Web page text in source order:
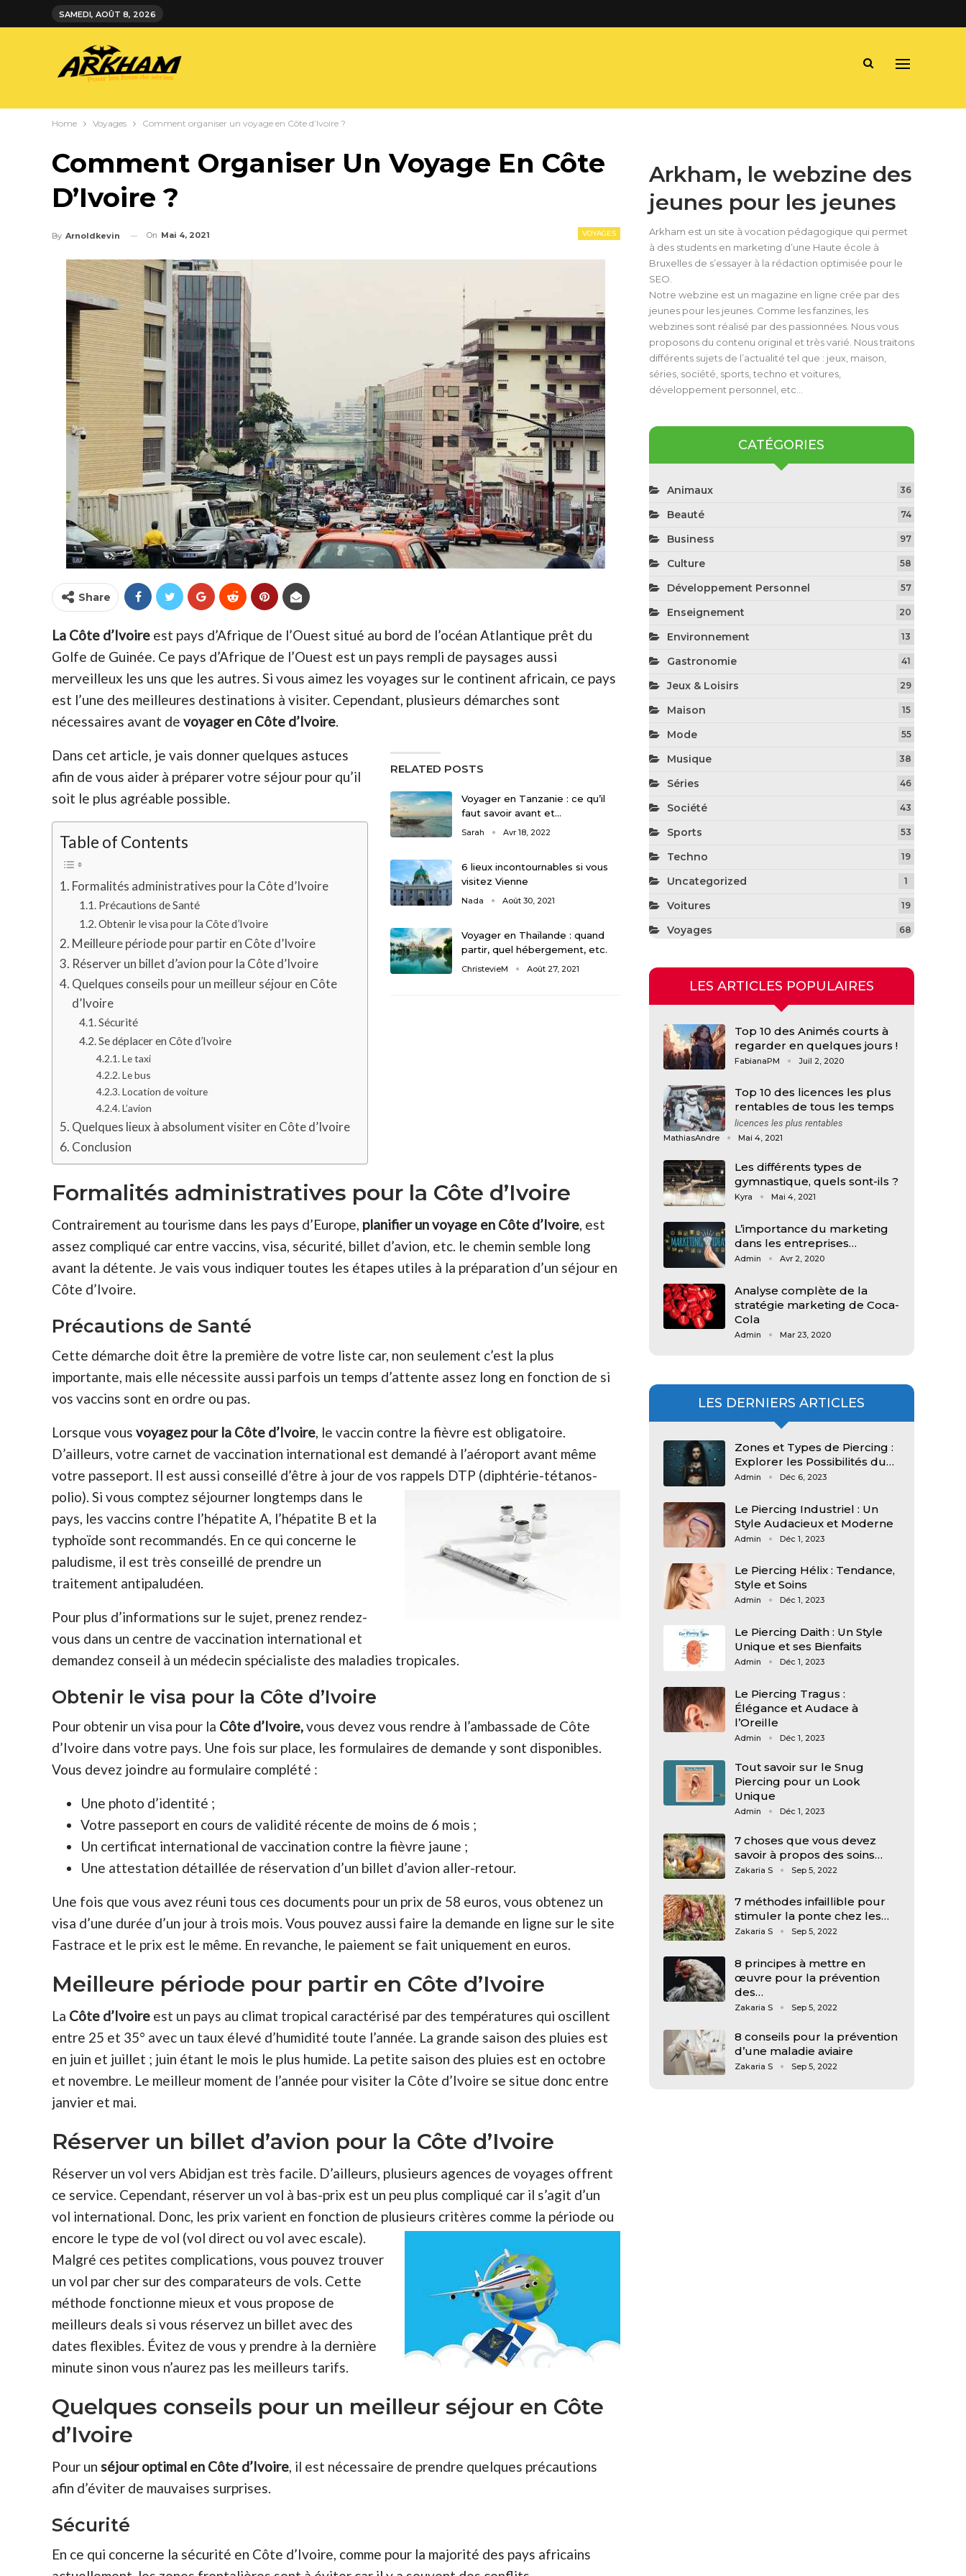
SAMEDI, AOÛT 8, 2026
Home Voyages Comment organiser un voyage en Côte d’Ivoire ?
Comment Organiser Un Voyage En Côte
D’Ivoire ?
VOYAGES
By Arnoldkevin On Mai 4, 2021
Share
La Côte d’Ivoire est pays d’Afrique de l’Ouest situé au bord de l’océan Atlantique prêt du
Golfe de Guinée. Ce pays d’Afrique de l’Ouest est un pays rempli de paysages aussi
merveilleux les uns que les autres. Si vous aimez les voyages sur le continent africain, ce pays
est l’une des meilleures destinations à visiter. Cependant, plusieurs démarches sont
nécessaires avant de voyager en Côte d’Ivoire.
RELATED POSTS
Voyager en Tanzanie : ce qu’il
faut savoir avant et…
Sarah Avr 18, 2022
6 lieux incontournables si vous
visitez Vienne
Nada Août 30, 2021
Voyager en Thaïlande : quand
partir, quel hébergement, etc.
ChristevieM Août 27, 2021
Dans cet article, je vais donner quelques astuces
afin de vous aider à préparer votre séjour pour qu’il
soit le plus agréable possible.
Table of Contents
Formalités administratives pour la Côte d’Ivoire
Précautions de Santé
Obtenir le visa pour la Côte d’Ivoire
Meilleure période pour partir en Côte d’Ivoire
Réserver un billet d’avion pour la Côte d’Ivoire
Quelques conseils pour un meilleur séjour en Côte
d’Ivoire
Sécurité
Se déplacer en Côte d’Ivoire
Le taxi
Le bus
Location de voiture
L’avion
Quelques lieux à absolument visiter en Côte d’Ivoire
Conclusion
Formalités administratives pour la Côte d’Ivoire
Contrairement au tourisme dans les pays d’Europe, planifier un voyage en Côte d’Ivoire, est
assez compliqué car entre vaccins, visa, sécurité, billet d’avion, etc. le chemin semble long
avant la détente. Je vais vous indiquer toutes les étapes utiles à la préparation d’un séjour en
Côte d’Ivoire.
Précautions de Santé
Cette démarche doit être la première de votre liste car, non seulement c’est la plus
importante, mais elle nécessite aussi parfois un temps d’attente assez long en fonction de si
vos vaccins sont en ordre ou pas.
Lorsque vous voyagez pour la Côte d’Ivoire, le vaccin contre la fièvre est obligatoire.
D’ailleurs, votre carnet de vaccination international est demandé à l’aéroport avant même
votre passeport. Il est aussi conseillé d’être à jour de vos rappels DTP (diphtérie-tétanos-
polio). Si vous comptez séjourner longtemps dans le
pays, les vaccins contre l’hépatite A, l’hépatite B et la
typhoïde sont recommandés. En ce qui concerne le
paludisme, il est très conseillé de prendre un
traitement antipaludéen.
Pour plus d’informations sur le sujet, prenez rendez-
vous dans un centre de vaccination international et
demandez conseil à un médecin spécialiste des maladies tropicales.
Obtenir le visa pour la Côte d’Ivoire
Pour obtenir un visa pour la Côte d’Ivoire,vous devez vous rendre à l’ambassade de Côte
d’Ivoire dans votre pays. Une fois sur place, les formulaires de demande y sont disponibles.
Vous devez joindre au formulaire complété :
Une photo d’identité ;
Votre passeport en cours de validité récente de moins de 6 mois ;
Un certificat international de vaccination contre la fièvre jaune ;
Une attestation détaillée de réservation d’un billet d’avion aller-retour.
Une fois que vous avez réuni tous ces documents pour un prix de 58 euros, vous obtenez un
visa d’une durée d’un jour à trois mois. Vous pouvez aussi faire la demande en ligne sur le site
Fastrace et le prix est le même. En revanche, le paiement se fait uniquement en euros.
Meilleure période pour partir en Côte d’Ivoire
La Côte d’Ivoire est un pays au climat tropical caractérisé par des températures qui oscillent
entre 25 et 35° avec un taux élevé d’humidité toute l’année. La grande saison des pluies est
en juin et juillet ; juin étant le mois le plus humide. La petite saison des pluies est en octobre
et novembre. Le meilleur moment de l’année pour visiter la Côte d’Ivoire se situe donc entre
janvier et mai.
Réserver un billet d’avion pour la Côte d’Ivoire
Réserver un vol vers Abidjan est très facile. D’ailleurs, plusieurs agences de voyages offrent
ce service. Cependant, réserver un vol à bas-prix est un peu plus compliqué car il s’agit d’un
vol international. Donc, les prix varient en fonction de plusieurs critères comme la période ou
encore le type de vol (vol direct ou vol avec escale).
Malgré ces petites complications, vous pouvez trouver
un vol par cher sur des comparateurs de vols. Cette
méthode fonctionne mieux et vous propose de
meilleurs deals si vous réservez un billet avec des
dates flexibles. Évitez de vous y prendre à la dernière
minute sinon vous n’aurez pas les meilleurs tarifs.
Quelques conseils pour un meilleur séjour en Côte
d’Ivoire
Pour un séjour optimal en Côte d’Ivoire, il est nécessaire de prendre quelques précautions
afin d’éviter de mauvaises surprises.
Sécurité
En ce qui concerne la sécurité en Côte d’Ivoire, comme pour la majorité des pays africains
Arkham, le webzine des
jeunes pour les jeunes
Arkham est un site à vocation pédagogique qui permet
à des students en marketing d’une Haute école à
Bruxelles de s’essayer à la rédaction optimisée pour le
SEO.
Notre webzine est un magazine en ligne crée par des
jeunes pour les jeunes. Comme les fanzines, les
webzines sont réalisé par des passionnées. Nous vous
proposons du contenu original et très varié. Nous traitons
différents sujets de l’actualité tel que : jeux, maison,
séries, société, sports, techno et voitures,
développement personnel, etc…
CATÉGORIES
Animaux 36
Beauté 74
Business 97
Culture 58
Développement Personnel 57
Enseignement 20
Environnement 13
Gastronomie 41
Jeux & Loisirs 29
Maison 15
Mode 55
Musique 38
Séries 46
Société 43
Sports 53
Techno 19
Uncategorized 1
Voitures 19
Voyages 68
LES ARTICLES POPULAIRES
Top 10 des Animés courts à
regarder en quelques jours !
FabianaPM Juil 2, 2020
Top 10 des licences les plus
rentables de tous les temps
licences les plus rentables
MathiasAndre Mai 4, 2021
Les différents types de
gymnastique, quels sont-ils ?
Kyra Mai 4, 2021
L’importance du marketing
dans les entreprises…
Admin Avr 2, 2020
Analyse complète de la
stratégie marketing de Coca-
Cola
Admin Mar 23, 2020
LES DERNIERS ARTICLES
Zones et Types de Piercing :
Explorer les Possibilités du…
Admin Déc 6, 2023
Le Piercing Industriel : Un
Style Audacieux et Moderne
Admin Déc 1, 2023
Le Piercing Hélix : Tendance,
Style et Soins
Admin Déc 1, 2023
Le Piercing Daith : Un Style
Unique et ses Bienfaits
Admin Déc 1, 2023
Le Piercing Tragus :
Élégance et Audace à
l’Oreille
Admin Déc 1, 2023
Tout savoir sur le Snug
Piercing pour un Look
Unique
Admin Déc 1, 2023
7 choses que vous devez
savoir à propos des soins…
Zakaria S Sep 5, 2022
7 méthodes infaillible pour
stimuler la ponte chez les…
Zakaria S Sep 5, 2022
8 principes à mettre en
œuvre pour la prévention
des…
Zakaria S Sep 5, 2022
8 conseils pour la prévention
d’une maladie aviaire
Zakaria S Sep 5, 2022